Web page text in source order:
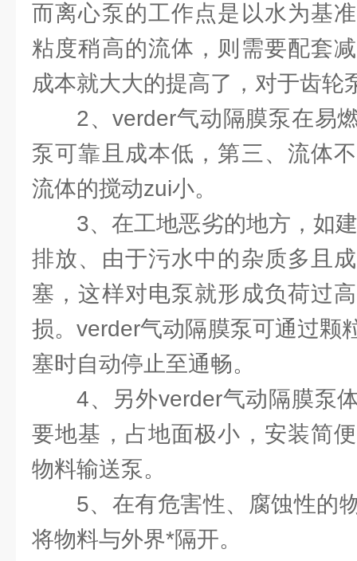
而离心泵的工作点是以水为基
粘度稍高的流体，则需要配套
成本就大大的提高了，对于齿轮
2、verder气动隔膜泵在易
泵可靠且成本低，第三、流体
流体的搅动zui小。
3、在工地恶劣的地方，如
排放、由于污水中的杂质多且
塞，这样对电泵就形成负荷过
损。verder气动隔膜泵可通过颗
塞时自动停止至通畅。
4、另外verder气动隔膜泵
要地基，占地面极小，安装简
物料输送泵。
5、在有危害性、腐蚀性的
将物料与外界*隔开。